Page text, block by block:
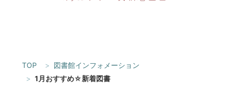
TOP
図書館インフォメーション
1月おすすめ☆新着図書